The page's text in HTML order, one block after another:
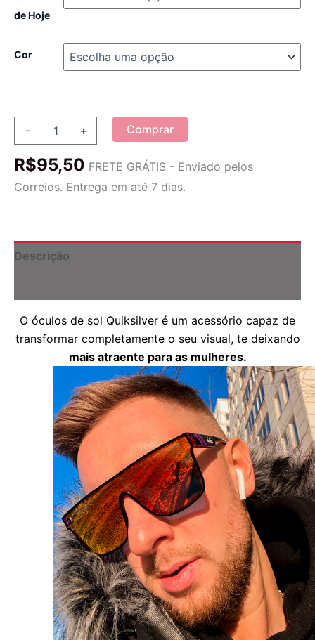
de Hoje
Cor
-
Quiksilver
DSquare
quantidade
+ Comprar
R$95,50 FRETE GRÁTIS - Enviado pelos
Correios. Entrega em até 7 dias.
Descrição
O óculos de sol Quiksilver é um acessório capaz de
transformar completamente o seu visual, te deixando
mais atraente para as mulheres.